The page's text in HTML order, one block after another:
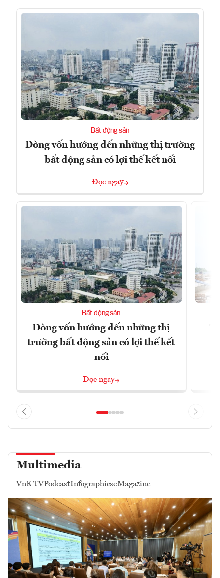
Bất động sản
Dòng vốn hướng đến những thị trường
bất động sản có lợi thế kết nối
Đọc ngay
Bất động sản
Dòng vốn hướng đến những thị
trường bất động sản có lợi thế kết
nối
Đọc ngay
Multimedia
VnE TVPodcastInfographicseMagazine